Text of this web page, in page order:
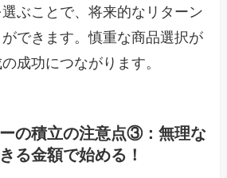
ぶことで、将来的なリターン
できます。慎重な商品選択が
成功につながります。
の積立の注意点③：無理な
る金額で始める！